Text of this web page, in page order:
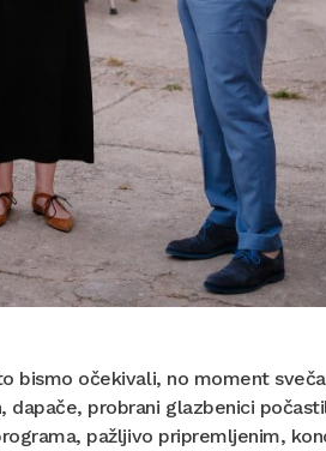
bismo očekivali, no moment
probrani glazbenici
pažljivo pripremljenim,